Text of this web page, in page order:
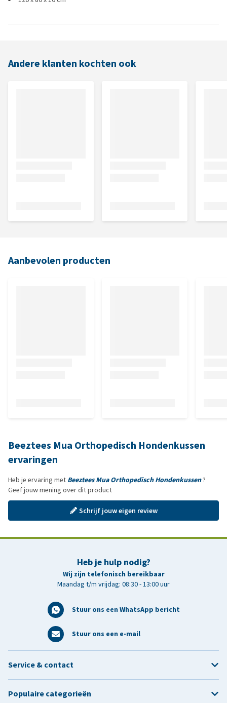
Andere klanten kochten ook
Aanbevolen producten
Beeztees Mua Orthopedisch Hondenkussen
ervaringen
Heb je ervaring met Beeztees Mua Orthopedisch Hondenkussen?
Geef jouw mening over dit product
Schrijf jouw eigen review
Heb je hulp nodig?
Wij zijn telefonisch bereikbaar
Maandag t/m vrijdag: 08:30 - 13:00 uur
Stuur ons een WhatsApp bericht
Stuur ons een e-mail
Service & contact
Populaire categorieën